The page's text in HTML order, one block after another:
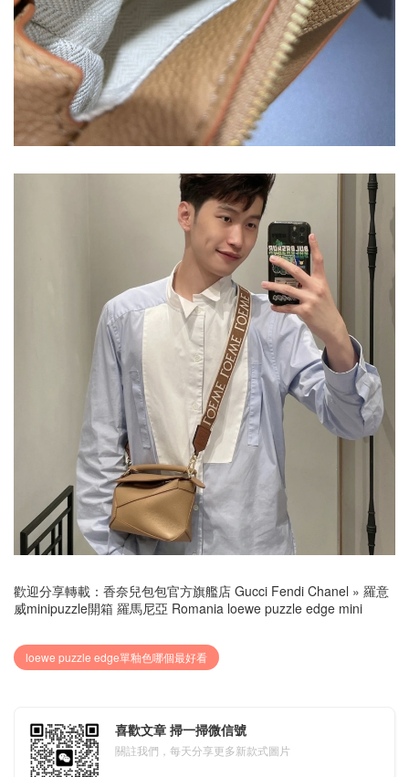
歡迎分享轉載： 香奈兒包包官方旗艦店 Gucci Fendi Chanel » 羅意
威minipuzzle開箱 羅馬尼亞 Romania loewe puzzle edge mini
loewe puzzle edge單釉色哪個最好看
喜歡文章 掃一掃微信號
關註我們，每天分享更多新款式圖片